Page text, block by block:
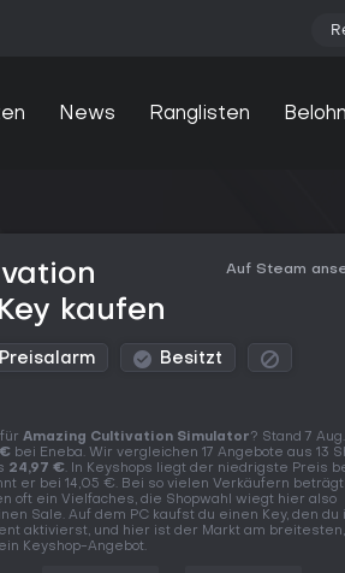
News Ranglisten
kaufen
Auf Steam
Preisalarm Besitzt
Amazing Cultivation Simulator? Stand 7
bei Eneba. Wir vergleichen 17 Angebote aus 13
24,97 €. In Keyshops liegt der niedrigste Preis
er bei 14,05 €. Bei so vielen Verkäufern
oft ein Vielfaches, die Shopwahl wiegt hier also
Sale. Auf dem PC kaufst du einen Key, den du
aktivierst, und hier ist der Markt am
Keyshop-Angebot.